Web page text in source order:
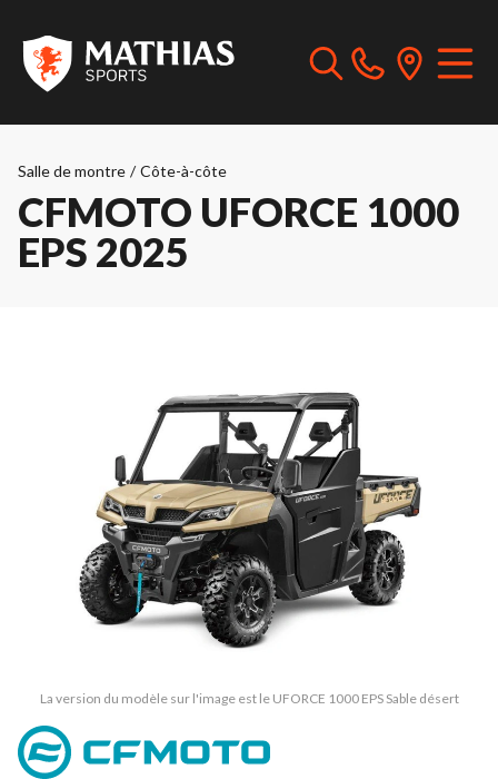
Salle de montre / Côte-à-côte
CFMOTO UFORCE 1000
EPS 2025
La version du modèle sur l'image est le UFORCE 1000 EPS Sable désert